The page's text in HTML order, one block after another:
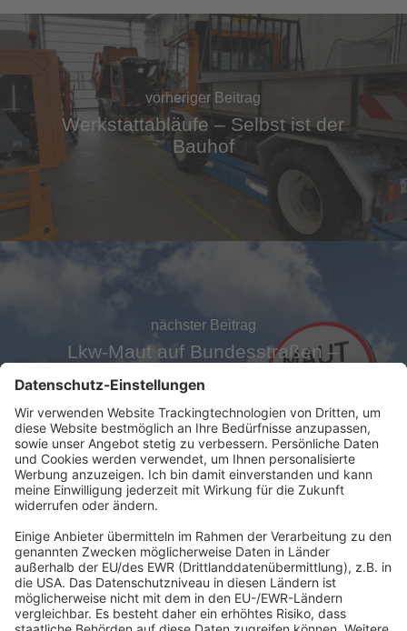
vorheriger Beitrag
Werkstattabläufe – Selbst ist der
Bauhof
nächster Beitrag
Lkw-Maut auf Bundesstraßen –
Abonnement anfordern|Abo kündigen|
Werben bei uns